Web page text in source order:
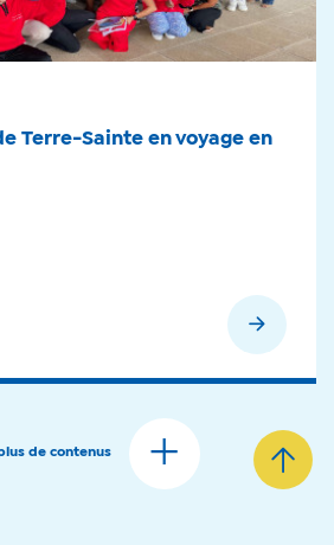
Terre-Sainte en voyage en
de contenus